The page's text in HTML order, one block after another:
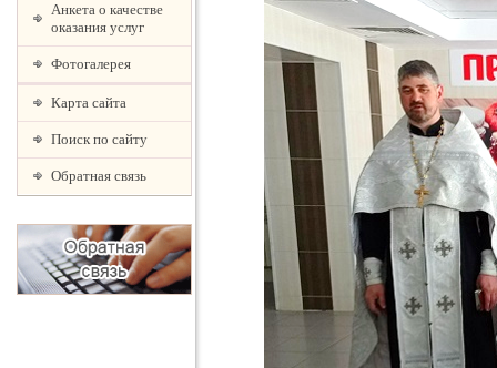
Анкета о качестве
оказания услуг
Фотогалерея
Карта сайта
Поиск по сайту
Обратная связь